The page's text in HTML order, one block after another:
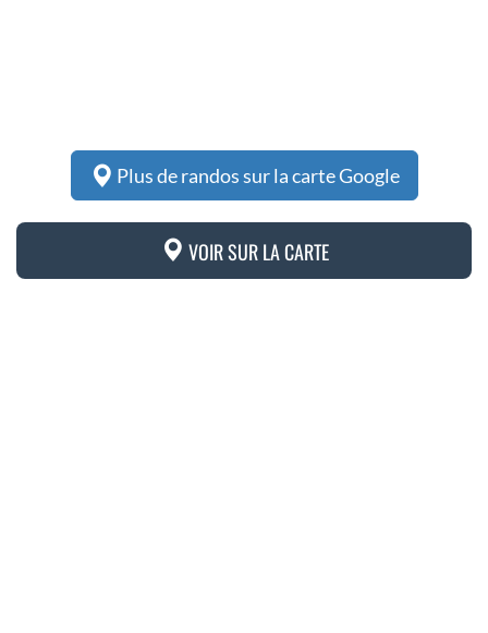
Plus de randos sur la carte Google
VOIR SUR LA CARTE